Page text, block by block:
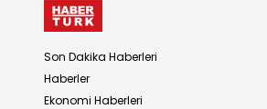
Son Dakika Haberleri
Haberler
Ekonomi Haberleri